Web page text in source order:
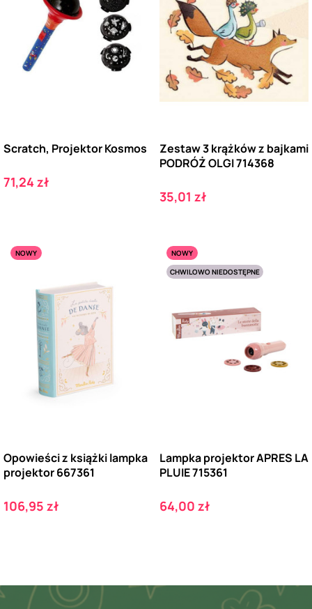
Scratch, Projektor Kosmos
Cena
71,24 zł
Zestaw 3 krążków z bajkami
PODRÓŻ OLGI 714368
Cena
35,01 zł
NOWY
Opowieści z książki lampka
projektor 667361
Cena
106,95 zł
NOWY
CHWILOWO NIEDOSTĘPNE
Lampka projektor APRES LA
PLUIE 715361
Cena
64,00 zł